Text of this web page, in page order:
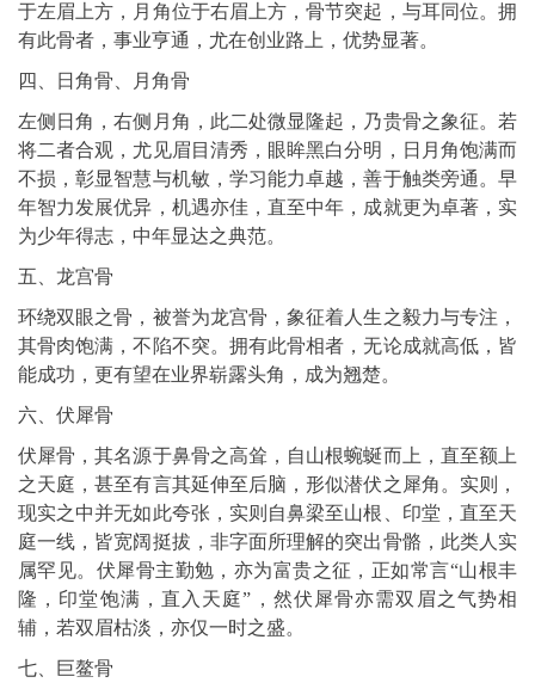
于左眉上方，月角位于右眉上方，骨节突起，与耳同位。拥
有此骨者，事业亨通，尤在创业路上，优势显著。
四、日角骨、月角骨
左侧日角，右侧月角，此二处微显隆起，乃贵骨之象征。若
将二者合观，尤见眉目清秀，眼眸黑白分明，日月角饱满而
不损，彰显智慧与机敏，学习能力卓越，善于触类旁通。早
年智力发展优异，机遇亦佳，直至中年，成就更为卓著，实
为少年得志，中年显达之典范。
五、龙宫骨
环绕双眼之骨，被誉为龙宫骨，象征着人生之毅力与专注，
其骨肉饱满，不陷不突。拥有此骨相者，无论成就高低，皆
能成功，更有望在业界崭露头角，成为翘楚。
六、伏犀骨
伏犀骨，其名源于鼻骨之高耸，自山根蜿蜒而上，直至额上
之天庭，甚至有言其延伸至后脑，形似潜伏之犀角。实则，
现实之中并无如此夸张，实则自鼻梁至山根、印堂，直至天
庭一线，皆宽阔挺拔，非字面所理解的突出骨骼，此类人实
属罕见。伏犀骨主勤勉，亦为富贵之征，正如常言“山根丰
隆，印堂饱满，直入天庭”，然伏犀骨亦需双眉之气势相
辅，若双眉枯淡，亦仅一时之盛。
七、巨鳌骨